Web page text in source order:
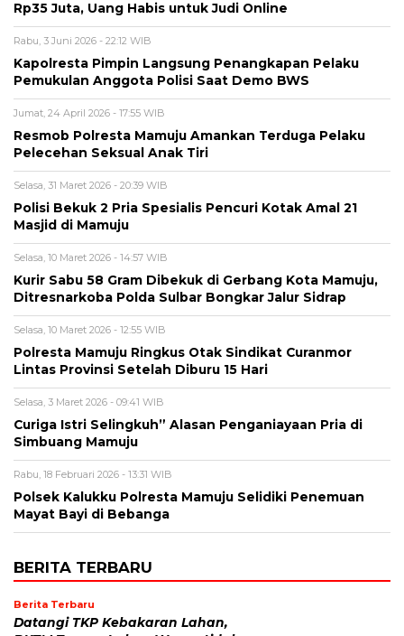
Rp35 Juta, Uang Habis untuk Judi Online
Rabu, 3 Juni 2026 - 22:12 WIB
Kapolresta Pimpin Langsung Penangkapan Pelaku
Pemukulan Anggota Polisi Saat Demo BWS
Jumat, 24 April 2026 - 17:55 WIB
Resmob Polresta Mamuju Amankan Terduga Pelaku
Pelecehan Seksual Anak Tiri
Selasa, 31 Maret 2026 - 20:39 WIB
Polisi Bekuk 2 Pria Spesialis Pencuri Kotak Amal 21
Masjid di Mamuju
Selasa, 10 Maret 2026 - 14:57 WIB
Kurir Sabu 58 Gram Dibekuk di Gerbang Kota Mamuju,
Ditresnarkoba Polda Sulbar Bongkar Jalur Sidrap
Selasa, 10 Maret 2026 - 12:55 WIB
Polresta Mamuju Ringkus Otak Sindikat Curanmor
Lintas Provinsi Setelah Diburu 15 Hari
Selasa, 3 Maret 2026 - 09:41 WIB
Curiga Istri Selingkuh” Alasan Penganiayaan Pria di
Simbuang Mamuju
Rabu, 18 Februari 2026 - 13:31 WIB
Polsek Kalukku Polresta Mamuju Selidiki Penemuan
Mayat Bayi di Bebanga
BERITA TERBARU
Berita Terbaru
Datangi TKP Kebakaran Lahan,